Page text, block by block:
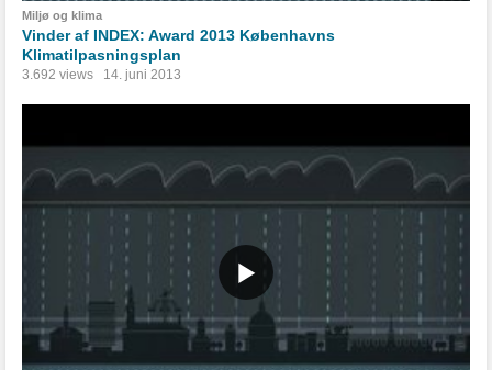
Miljø og klima
Vinder af INDEX: Award 2013 Københavns
Klimatilpasningsplan
3.692 views 14. juni 2013